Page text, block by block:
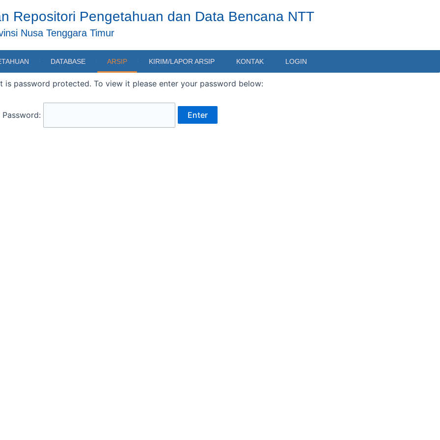
Repositori Pengetahuan dan Data Bencana NTT
Nusa Tenggara Timur
DATABASE ARSIP KIRIM/LAPOR ARSIP KONTAK LOGIN
is password protected. To view it please enter your password below:
Password: